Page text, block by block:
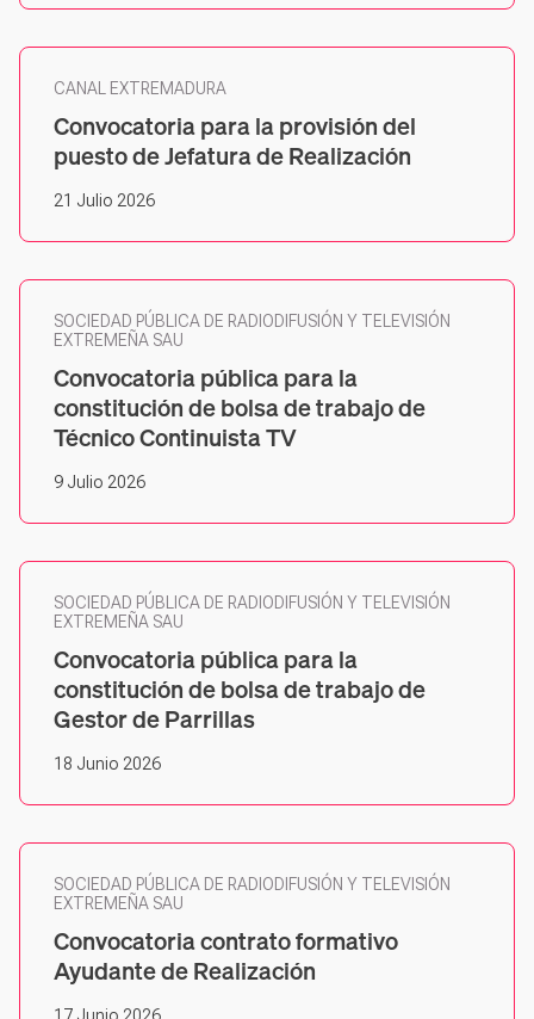
CANAL EXTREMADURA
Convocatoria para la provisión del
puesto de Jefatura de Realización
21 Julio 2026
SOCIEDAD PÚBLICA DE RADIODIFUSIÓN Y TELEVISIÓN
EXTREMEÑA SAU
Convocatoria pública para la
constitución de bolsa de trabajo de
Técnico Continuista TV
9 Julio 2026
SOCIEDAD PÚBLICA DE RADIODIFUSIÓN Y TELEVISIÓN
EXTREMEÑA SAU
Convocatoria pública para la
constitución de bolsa de trabajo de
Gestor de Parrillas
18 Junio 2026
SOCIEDAD PÚBLICA DE RADIODIFUSIÓN Y TELEVISIÓN
EXTREMEÑA SAU
Convocatoria contrato formativo
Ayudante de Realización